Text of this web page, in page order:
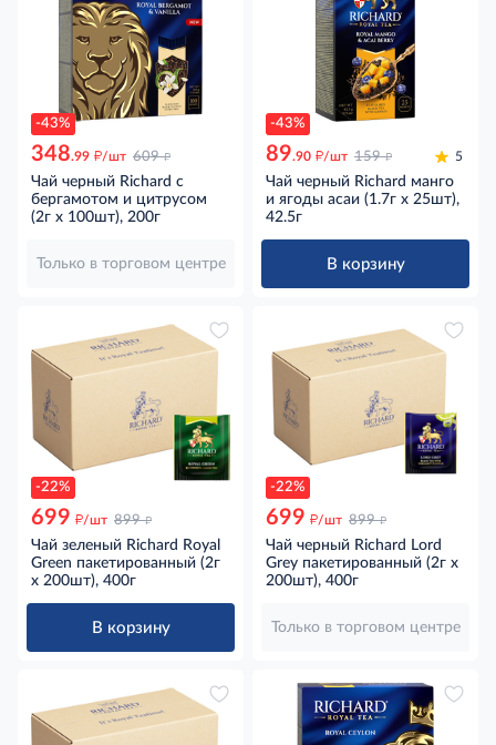
-43%
348.99 д/шт 609 д
Чай черный Richard с
бергамотом и цитрусом
(2г x 100шт), 200г
Только в торговом центре
-43%
89.90 д/шт 159 д 5
Чай черный Richard манго
и ягоды асаи (1.7г x 25шт),
42.5г
В корзину
-22%
699 д/шт 899 д
Чай зеленый Richard Royal
Green пакетированный (2г
x 200шт), 400г
В корзину
-22%
699 д/шт 899 д
Чай черный Richard Lord
Grey пакетированный (2г x
200шт), 400г
Только в торговом центре